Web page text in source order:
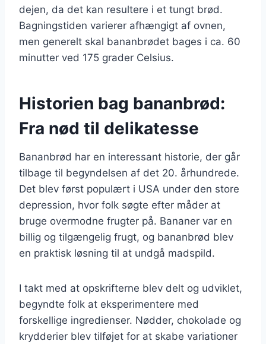
dejen, da det kan resultere i et tungt brød.
Bagningstiden varierer afhængigt af ovnen,
men generelt skal bananbrødet bages i ca. 60
minutter ved 175 grader Celsius.
Historien bag bananbrød:
Fra nød til delikatesse
Bananbrød har en interessant historie, der går
tilbage til begyndelsen af det 20. århundrede.
Det blev først populært i USA under den store
depression, hvor folk søgte efter måder at
bruge overmodne frugter på. Bananer var en
billig og tilgængelig frugt, og bananbrød blev
en praktisk løsning til at undgå madspild.
I takt med at opskrifterne blev delt og udviklet,
begyndte folk at eksperimentere med
forskellige ingredienser. Nødder, chokolade og
krydderier blev tilføjet for at skabe variationer